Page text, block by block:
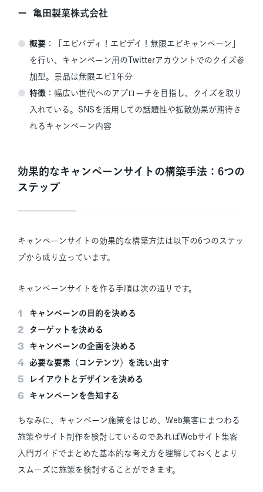
亀田製菓株式会社
概要 ：「エビバディ！エビデイ！無限エビキャンペーン」
を行い、キャンペーン用のTwitterアカウントでのクイズ参
加型。景品は無限エビ1年分
特徴 ：幅広い世代へのアプローチを目指し、クイズを取り
入れている。SNSを活用しての話題性や拡散効果が期待さ
れるキャンペーン内容
効果的なキャンペーンサイトの構築手法：6つの
ステップ
キャンペーンサイトの効果的な構築方法は以下の6つのステッ
プから成り立っています。
キャンペーンサイトを作る手順は次の通りです。
キャンペーンの目的を決める
ターゲットを決める
キャンペーンの企画を決める
必要な要素（コンテンツ）を洗い出す
レイアウトとデザインを決める
キャンペーンを告知する
ちなみに、キャンペーン施策をはじめ、Web集客にまつわる
施策やサイト制作を検討しているのであればWebサイト集客
入門ガイドでまとめた基本的な考え方を理解しておくとより
スムーズに施策を検討することができます。